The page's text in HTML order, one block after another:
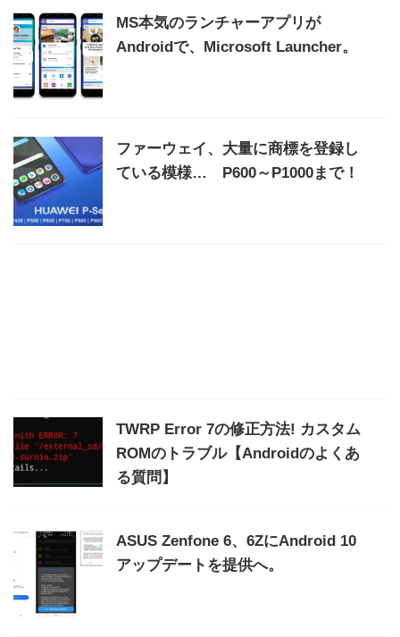
MS本気のランチャーアプリが
Androidで、Microsoft Launcher。
ファーウェイ、大量に商標を登録し
ている模様… P600～P1000まで！
TWRP Error 7の修正方法! カスタム
ROMのトラブル【Androidのよくあ
る質問】
ASUS Zenfone 6、6ZにAndroid 10
アップデートを提供へ。